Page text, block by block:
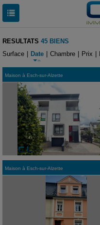
RESULTATS 45 BIENS
Surface
Date Chambre Prix
Maison à Esch-sur-Alzette
Maison à Esch-sur-Alzette